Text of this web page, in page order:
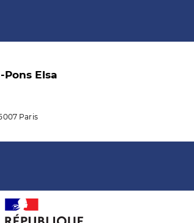
Elsa
Paris